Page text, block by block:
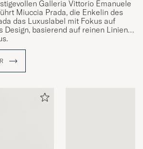
Galleria Vittorio Emanuele
Miuccia Prada, die Enkelin des
das Luxuslabel mit Fokus auf
Design, basierend auf reinen Linien
Durch diesen ehrenvollen
Wappenelemente des „House of
das Modehaus weitgehend die
Luxus vorgeben konnte.